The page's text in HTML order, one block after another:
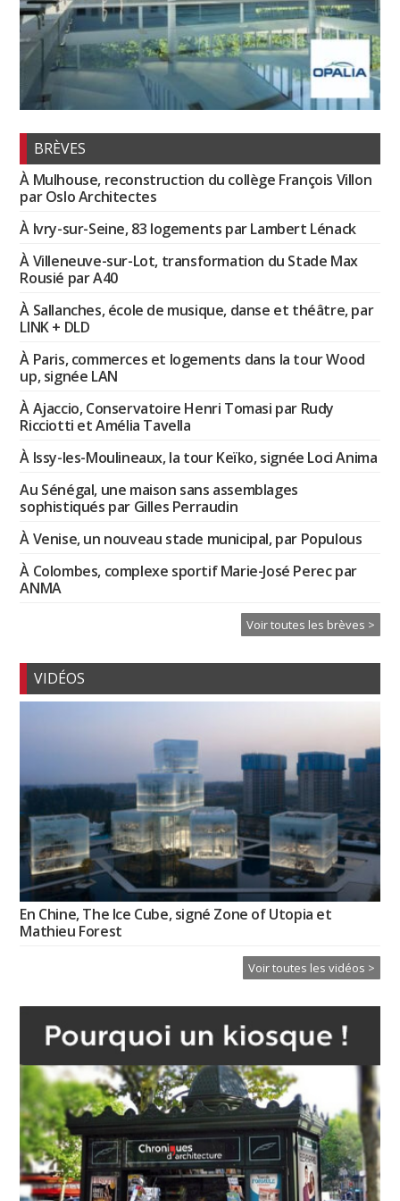
BRÈVES
À Mulhouse, reconstruction du collège François Villon
par Oslo Architectes
À Ivry-sur-Seine, 83 logements par Lambert Lénack
À Villeneuve-sur-Lot, transformation du Stade Max
Rousié par A40
À Sallanches, école de musique, danse et théâtre, par
LINK + DLD
À Paris, commerces et logements dans la tour Wood
up, signée LAN
À Ajaccio, Conservatoire Henri Tomasi par Rudy
Ricciotti et Amélia Tavella
À Issy-les-Moulineaux, la tour Keïko, signée Loci Anima
Au Sénégal, une maison sans assemblages
sophistiqués par Gilles Perraudin
À Venise, un nouveau stade municipal, par Populous
À Colombes, complexe sportif Marie-José Perec par
ANMA
Voir toutes les brèves >
VIDÉOS
En Chine, The Ice Cube, signé Zone of Utopia et
Mathieu Forest
Voir toutes les vidéos >